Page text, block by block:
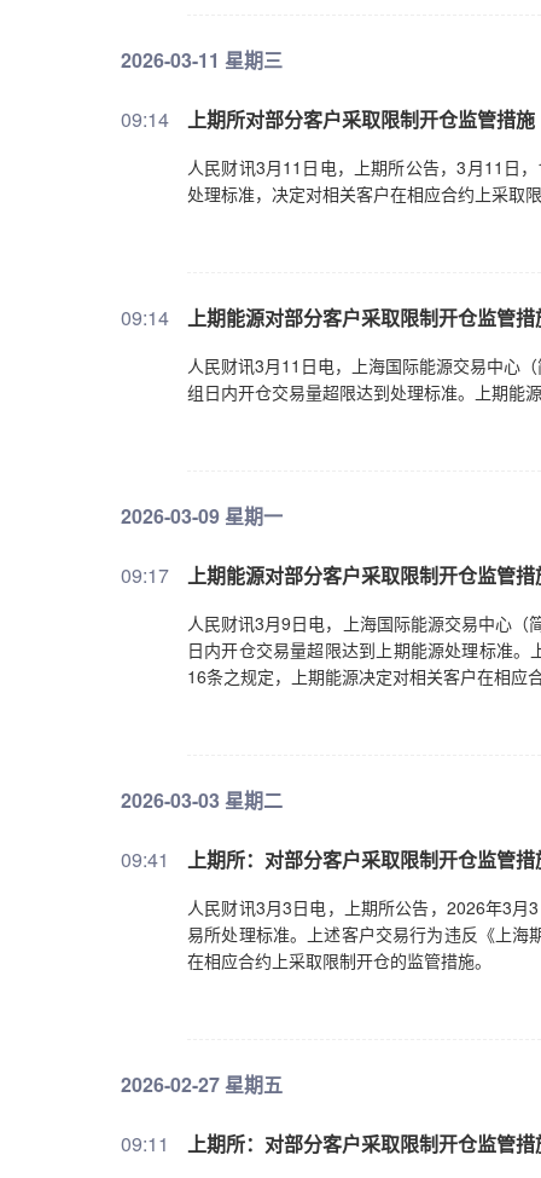
2026-03-11 星期三
09:14 上期所对部分客户采取限制开仓监管措施
人民财讯3月11日电，上期所公告，3月11日
处理标准，决定对相关客户在相应合约上采取
09:14 上期能源对部分客户采取限制开仓监管措
人民财讯3月11日电，上海国际能源交易中心
组日内开仓交易量超限达到处理标准。上期能
2026-03-09 星期一
09:17 上期能源对部分客户采取限制开仓监管措
人民财讯3月9日电，上海国际能源交易中心（
日内开仓交易量超限达到上期能源处理标准
16条之规定，上期能源决定对相关客户在相应
2026-03-03 星期二
09:41 上期所：对部分客户采取限制开仓监管措
人民财讯3月3日电，上期所公告，2026年3
易所处理标准。上述客户交易行为违反《上
在相应合约上采取限制开仓的监管措施。
2026-02-27 星期五
09:11 上期所：对部分客户采取限制开仓监管措